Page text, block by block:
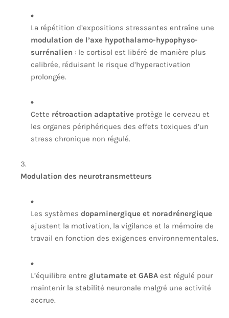
La répétition d’expositions stressantes entraîne une
modulation de l’axe hypothalamo-hypophyso-
surrénalien : le cortisol est libéré de manière plus
calibrée, réduisant le risque d’hyperactivation
prolongée.
Cette rétroaction adaptative protège le cerveau et
les organes périphériques des effets toxiques d’un
stress chronique non régulé.
Modulation des neurotransmetteurs
Les systèmes dopaminergique et noradrénergique
ajustent la motivation, la vigilance et la mémoire de
travail en fonction des exigences environnementales.
L’équilibre entre glutamate et GABA est régulé pour
maintenir la stabilité neuronale malgré une activité
accrue.